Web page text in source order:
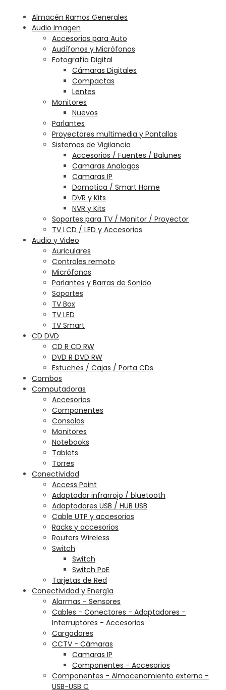
Almacén Ramos Generales
Audio Imagen
Accesorios para Auto
Audífonos y Micrófonos
Fotografía Digital
Cámaras Digitales
Compactas
Lentes
Monitores
Nuevos
Parlantes
Proyectores multimedia y Pantallas
Sistemas de Vigilancia
Accesorios / Fuentes / Balunes
Camaras Analogas
Camaras IP
Domotica / Smart Home
DVR y Kits
NVR y Kits
Soportes para TV / Monitor / Proyector
TV LCD / LED y Accesorios
Audio y Video
Auriculares
Controles remoto
Micrófonos
Parlantes y Barras de Sonido
Soportes
TV Box
TV LED
TV Smart
CD DVD
CD R CD RW
DVD R DVD RW
Estuches / Cajas / Porta CDs
Combos
Computadoras
Accesorios
Componentes
Consolas
Monitores
Notebooks
Tablets
Torres
Conectividad
Access Point
Adaptador infrarrojo / bluetooth
Adaptadores USB / HUB USB
Cable UTP y accesorios
Racks y accesorios
Routers Wireless
Switch
Switch
Switch PoE
Tarjetas de Red
Conectividad y Energía
Alarmas - Sensores
Cables - Conectores - Adaptadores -
Interruptores - Accesorios
Cargadores
CCTV - Cámaras
Camaras IP
Componentes - Accesorios
Componentes - Almacenamiento externo -
USB-USB C